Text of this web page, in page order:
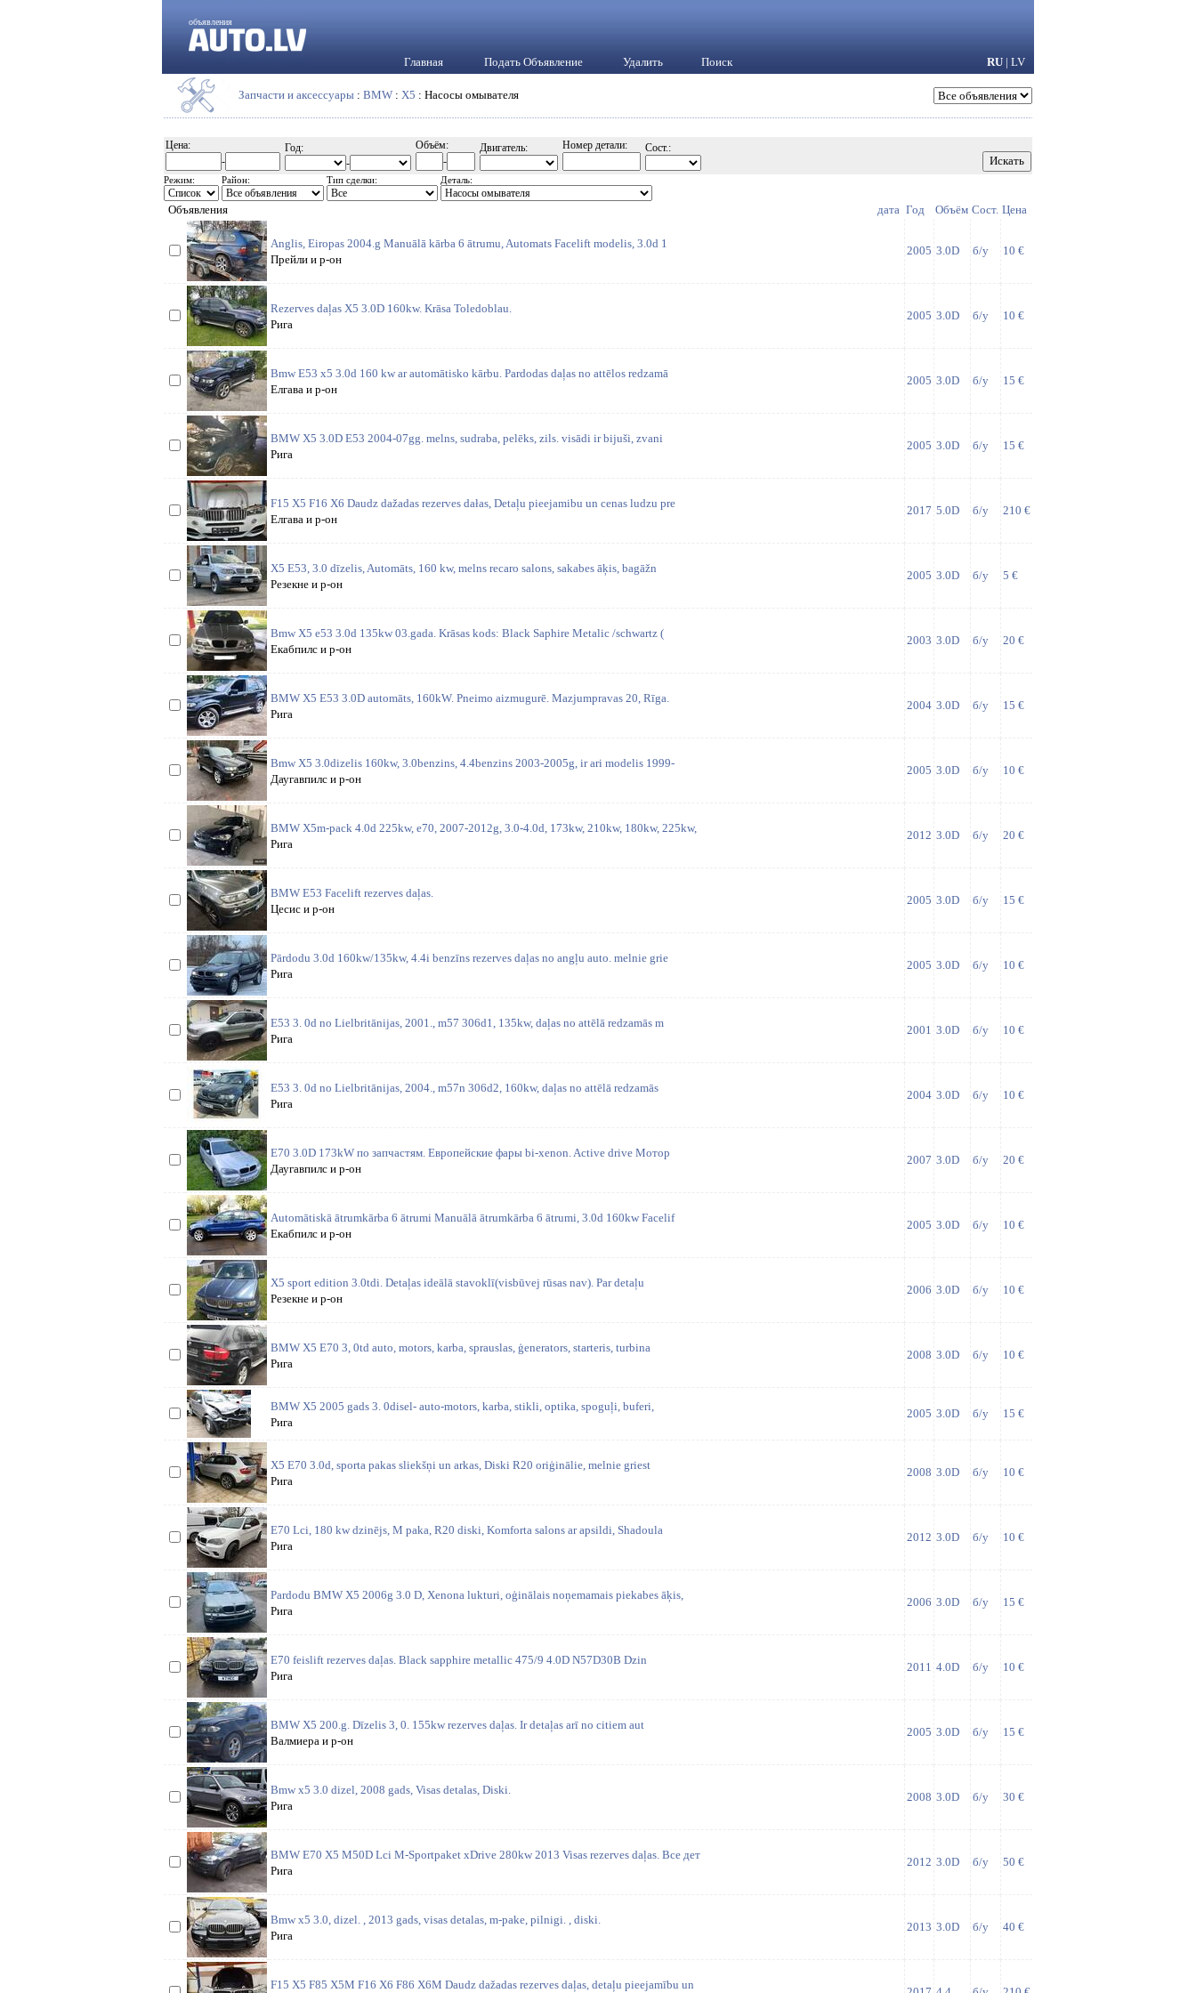
объявления
Главная Подать Объявление Удалить Поиск RU | LV
Запчасти и аксессуары : BMW : X5 : Насосы омывателя
Цена:
-
Год:
-
Объём:
-
Двигатель: Номер детали: Сост.:
Режим: Район: Тип сделки: Деталь:
Объявления дата Год Объём Сост. Цена
Anglis, Eiropas 2004.g Manuālā kārba 6 ātrumu, Automats Facelift modelis, 3.0d 1
Прейли и р-он
2005 3.0D б/у 10 €
Rezerves daļas X5 3.0D 160kw. Krāsa Toledoblau.
Рига
2005 3.0D б/у 10 €
Bmw E53 x5 3.0d 160 kw ar automātisko kārbu. Pardodas daļas no attēlos redzamā
Елгава и р-он
2005 3.0D б/у 15 €
BMW X5 3.0D E53 2004-07gg. melns, sudraba, pelēks, zils. visādi ir bijuši, zvani
Рига
2005 3.0D б/у 15 €
F15 X5 F16 X6 Daudz dažadas rezerves dałas, Detaļu pieejamibu un cenas ludzu pre
Елгава и р-он
2017 5.0D б/у 210 €
X5 E53, 3.0 dīzelis, Automāts, 160 kw, melns recaro salons, sakabes āķis, bagāžn
Резекне и р-он
2005 3.0D б/у 5 €
Bmw X5 e53 3.0d 135kw 03.gada. Krāsas kods: Black Saphire Metalic /schwartz (
Екабпилс и р-он
2003 3.0D б/у 20 €
BMW X5 E53 3.0D automāts, 160kW. Pneimo aizmugurē. Mazjumpravas 20, Rīga.
Рига
2004 3.0D б/у 15 €
Bmw X5 3.0dizelis 160kw, 3.0benzins, 4.4benzins 2003-2005g, ir ari modelis 1999-
Даугавпилс и р-он
2005 3.0D б/у 10 €
BMW X5m-pack 4.0d 225kw, e70, 2007-2012g, 3.0-4.0d, 173kw, 210kw, 180kw, 225kw,
Рига
2012 3.0D б/у 20 €
BMW E53 Facelift rezerves daļas.
Цесис и р-он
2005 3.0D б/у 15 €
Pārdodu 3.0d 160kw/135kw, 4.4i benzīns rezerves daļas no angļu auto. melnie grie
Рига
2005 3.0D б/у 10 €
E53 3. 0d no Lielbritānijas, 2001., m57 306d1, 135kw, daļas no attēlā redzamās m
Рига
2001 3.0D б/у 10 €
E53 3. 0d no Lielbritānijas, 2004., m57n 306d2, 160kw, daļas no attēlā redzamās
Рига
2004 3.0D б/у 10 €
E70 3.0D 173kW по запчастям. Европейские фары bi-xenon. Active drive Мотор
Даугавпилс и р-он
2007 3.0D б/у 20 €
Automātiskā ātrumkārba 6 ātrumi Manuālā ātrumkārba 6 ātrumi, 3.0d 160kw Facelif
Екабпилс и р-он
2005 3.0D б/у 10 €
X5 sport edition 3.0tdi. Detaļas ideālā stavoklī(visbūvej rūsas nav). Par detaļu
Резекне и р-он
2006 3.0D б/у 10 €
BMW X5 E70 3, 0td auto, motors, karba, sprauslas, ģenerators, starteris, turbina
Рига
2008 3.0D б/у 10 €
BMW X5 2005 gads 3. 0disel- auto-motors, karba, stikli, optika, spoguļi, buferi,
Рига
2005 3.0D б/у 15 €
X5 E70 3.0d, sporta pakas sliekšņi un arkas, Diski R20 oriģinālie, melnie griest
Рига
2008 3.0D б/у 10 €
E70 Lci, 180 kw dzinējs, M paka, R20 diski, Komforta salons ar apsildi, Shadoula
Рига
2012 3.0D б/у 10 €
Pardodu BMW X5 2006g 3.0 D, Xenona lukturi, oģinālais noņemamais piekabes āķis,
Рига
2006 3.0D б/у 15 €
E70 feislift rezerves daļas. Black sapphire metallic 475/9 4.0D N57D30B Dzin
Рига
2011 4.0D б/у 10 €
BMW X5 200.g. Dīzelis 3, 0. 155kw rezerves daļas. Ir detaļas arī no citiem aut
Валмиера и р-он
2005 3.0D б/у 15 €
Bmw x5 3.0 dizel, 2008 gads, Visas detalas, Diski.
Рига
2008 3.0D б/у 30 €
BMW E70 X5 M50D Lci M-Sportpaket xDrive 280kw 2013 Visas rezerves daļas. Все дет
Рига
2012 3.0D б/у 50 €
Bmw x5 3.0, dizel. , 2013 gads, visas detalas, m-pake, pilnigi. , diski.
Рига
2013 3.0D б/у 40 €
F15 X5 F85 X5M F16 X6 F86 X6M Daudz dažadas rezerves daļas, detaļu pieejamību un